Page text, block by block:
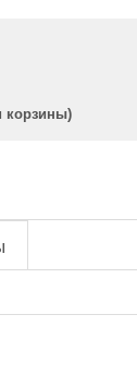
корзины)